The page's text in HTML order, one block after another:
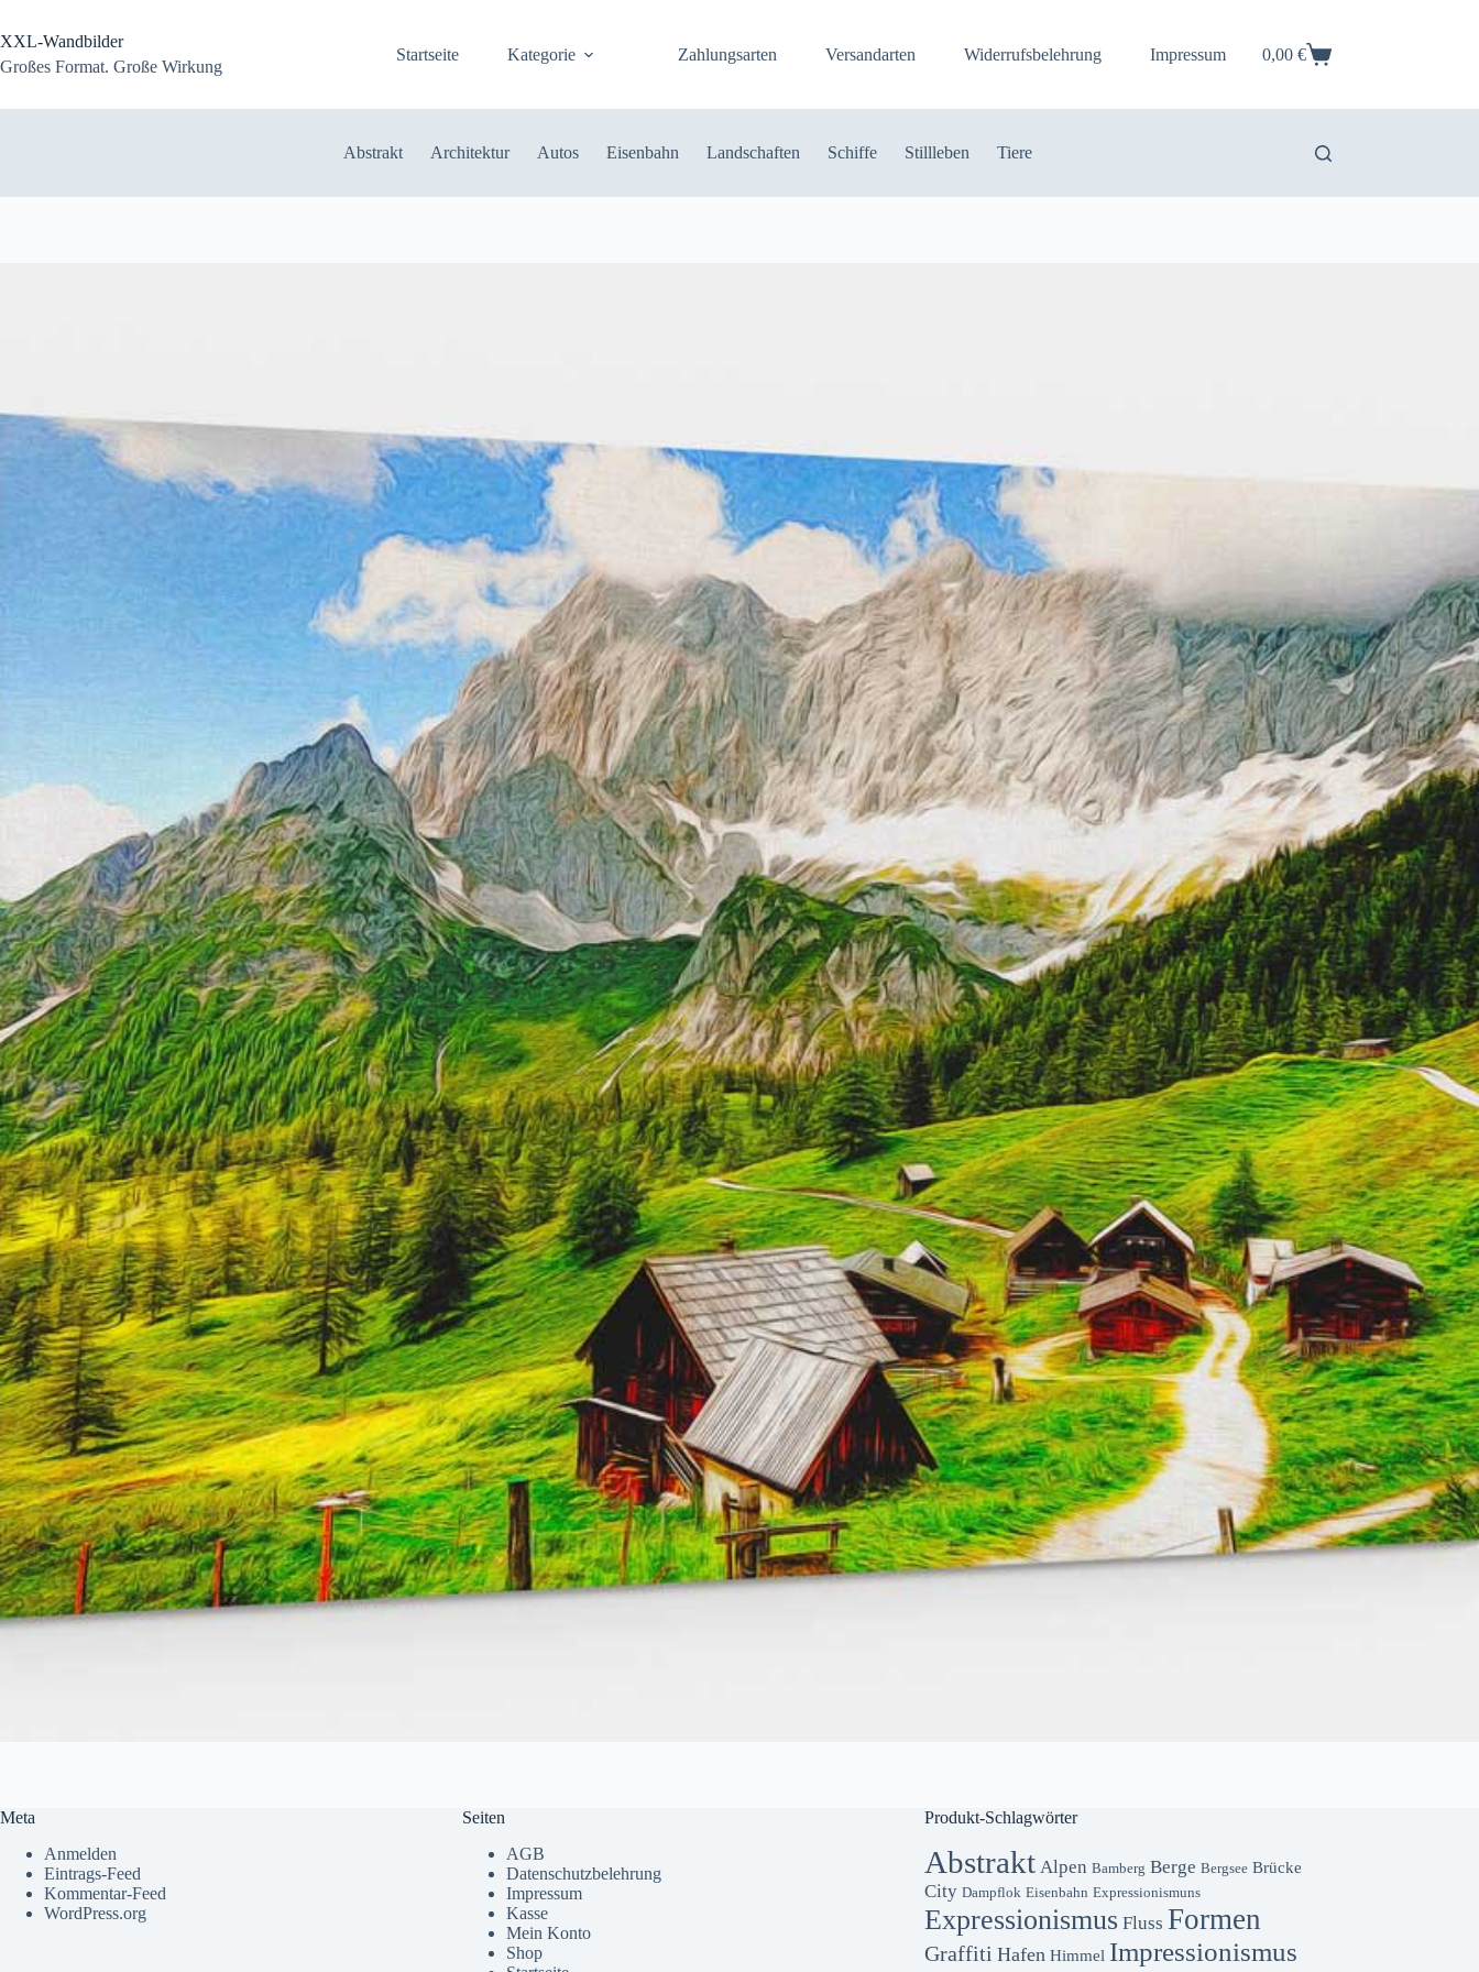
springen
XXL-Wandbilder
Großes Format. Große Wirkung
Startseite Kategorie Zahlungsarten Versandarten Widerrufsbelehrung Impressum Warenkorb
0,00 €
Abstrakt Architektur Autos Eisenbahn Landschaften Schiffe Stillleben Tiere
Meta
Anmelden
Eintrags-Feed
Kommentar-Feed
WordPress.org
Seiten
AGB
Datenschutzbelehrung
Impressum
Kasse
Mein Konto
Shop
Produkt-Schlagwörter
Abstrakt Alpen Bamberg Berge Bergsee Brücke
City Dampflok Eisenbahn Expressionismuns
Expressionismus Fluss Formen
Graffiti Hafen Himmel Impressionismus